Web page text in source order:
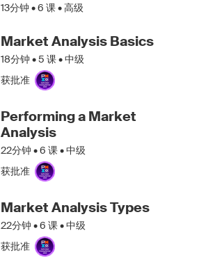
13分钟 •6 课 • 高级
Market Analysis Basics
18分钟 •5 课 • 中级
获批准
Performing a Market
Analysis
22分钟 •6 课 • 中级
获批准
Market Analysis Types
22分钟 •6 课 • 中级
获批准